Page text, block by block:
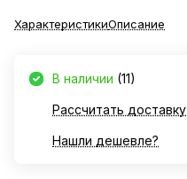
ХарактеристикиОписание
В наличии (11)
Рассчитать доставку
Нашли дешевле?